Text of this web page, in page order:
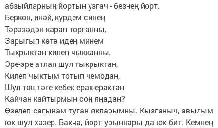
абзыйларның йортын узгач - безнең йорт.
Беркөн, инәй, күрдем синең
Тәрәзәдән карап торганны,
Зарыгып көтә идең минем
Тыкрыктан килеп чыкканны.
Эре-эре атлап шул тыкрыктан,
Килеп чыктым тотып чемодан,
Шул төштәге кебек ерак-ерактан
Кайчан кайтырмын соң яңадан?
Өзелеп сагынам туган якларымны. Кызганыч, авылым
юк шул хәзер. Бакча, йорт урыннары да юк бит. Кемнең